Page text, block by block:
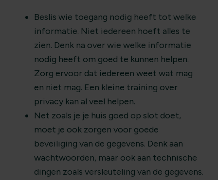
Beslis wie toegang nodig heeft tot welke
informatie. Niet iedereen hoeft alles te
zien. Denk na over wie welke informatie
nodig heeft om goed te kunnen helpen.
Zorg ervoor dat iedereen weet wat mag
en niet mag. Een kleine training over
privacy kan al veel helpen.
Net zoals je je huis goed op slot doet,
moet je ook zorgen voor goede
beveiliging van de gegevens. Denk aan
wachtwoorden, maar ook aan technische
dingen zoals versleuteling van de gegevens.